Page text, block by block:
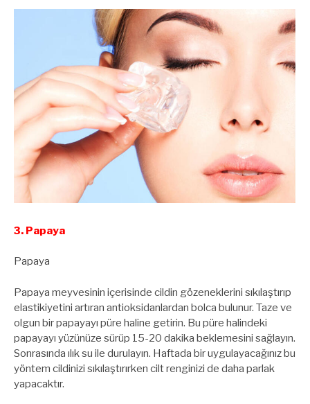
3. Papaya
Papaya
Papaya meyvesinin içerisinde cildin gözeneklerini sıkılaştırıp
elastikiyetini artıran antioksidanlardan bolca bulunur. Taze ve
olgun bir papayayı püre haline getirin. Bu püre halindeki
papayayı yüzünüze sürüp 15-20 dakika beklemesini sağlayın.
Sonrasında ılık su ile durulayın. Haftada bir uygulayacağınız bu
yöntem cildinizi sıkılaştırırken cilt renginizi de daha parlak
yapacaktır.